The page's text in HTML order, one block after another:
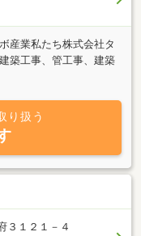
産業私たち株式会社タ
築工事、管工事、建築
おります。お客様の
かで豊かなライフスタ
ます！お問い合わせ等
せフォームにて承りま
り扱う
３１２１－４